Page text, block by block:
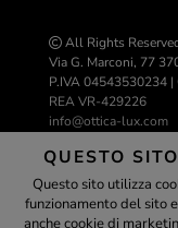
All Rights
Via G. Marconi, 77
P.IVA 04543530234
REA VR-429226
info@ottica-lux.com
Realizzazione e-
QUESTO
Questo sito utilizza
funzionamento del sito
anche cookie di